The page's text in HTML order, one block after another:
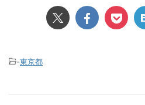
-東京都